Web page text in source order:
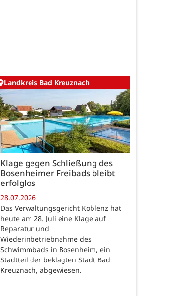
Landkreis Bad Kreuznach
Klage gegen Schließung des
Bosenheimer Freibads bleibt
erfolglos
28.07.2026
Das Verwaltungsgericht Koblenz hat
heute am 28. Juli eine Klage auf
Reparatur und
Wiederinbetriebnahme des
Schwimmbads in Bosenheim, ein
Stadtteil der beklagten Stadt Bad
Kreuznach, abgewiesen.